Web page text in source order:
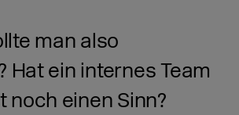
man also
Hat ein internes Team
noch einen Sinn?